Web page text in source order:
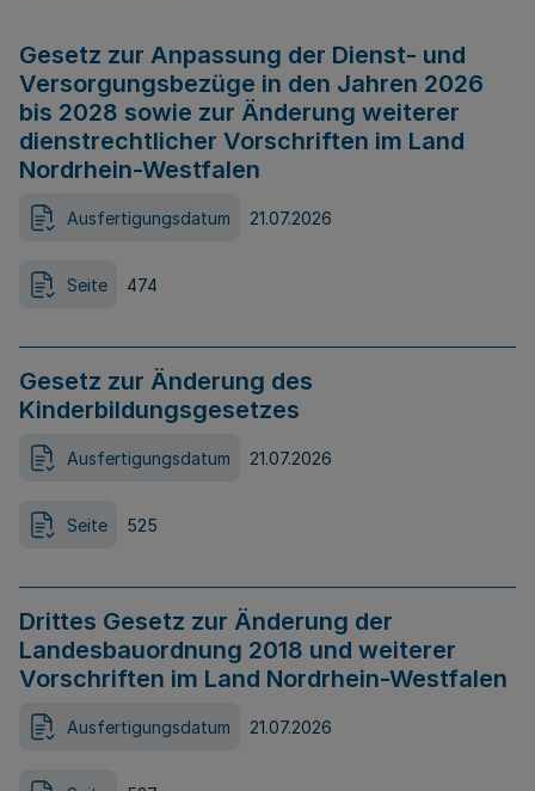
Gesetz zur Anpassung der Dienst- und
Versorgungsbezüge in den Jahren 2026
bis 2028 sowie zur Änderung weiterer
dienstrechtlicher Vorschriften im Land
Nordrhein-Westfalen
Ausfertigungsdatum 21.07.2026
Seite 474
Gesetz zur Änderung des
Kinderbildungsgesetzes
Ausfertigungsdatum 21.07.2026
Seite 525
Drittes Gesetz zur Änderung der
Landesbauordnung 2018 und weiterer
Vorschriften im Land Nordrhein-Westfalen
Ausfertigungsdatum 21.07.2026